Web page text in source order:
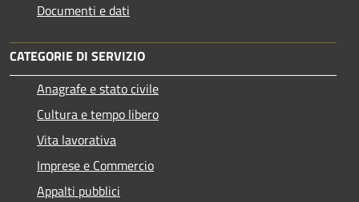
Documenti e dati
CATEGORIE DI SERVIZIO
Anagrafe e stato civile
Cultura e tempo libero
Vita lavorativa
Imprese e Commercio
Appalti pubblici